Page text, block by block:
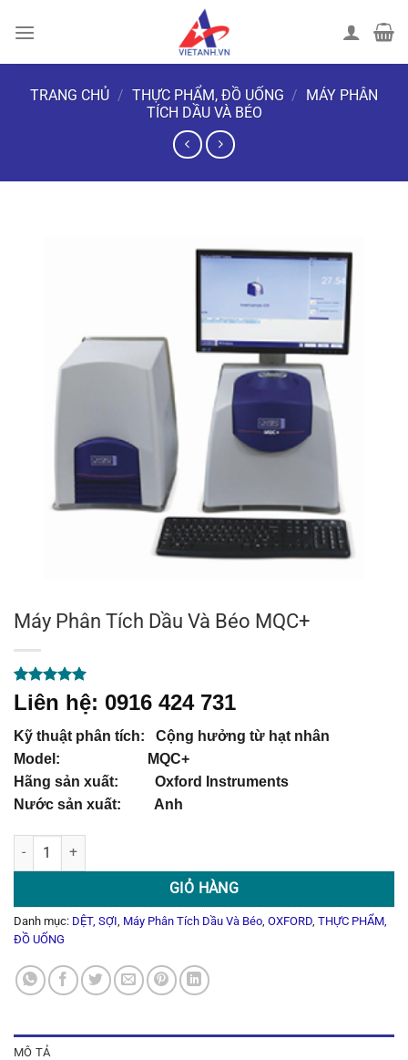
đến
TRANG CHỦ / THỰC PHẨM, ĐỒ UỐNG / MÁY PHÂN
TÍCH DẦU VÀ BÉO
Máy Phân Tích Dầu Và Béo MQC+
5.00trên 5
dựa trên
1Liên hệ: 0916 424 731
Kỹ thuật phân tích: Cộng hưởng từ hạt nhân
Model: MQC+
Hãng sản xuất: Oxford Instruments
Nước sản xuất: Anh
Máy Phân Tích Dầu Và Béo MQC+ số lượng
GIỎ HÀNG
Danh mục: DỆT, SỢI Máy Phân Tích Dầu Và Béo OXFORD THỰC PHẨM,
ĐỒ UỐNG
MÔ TẢ